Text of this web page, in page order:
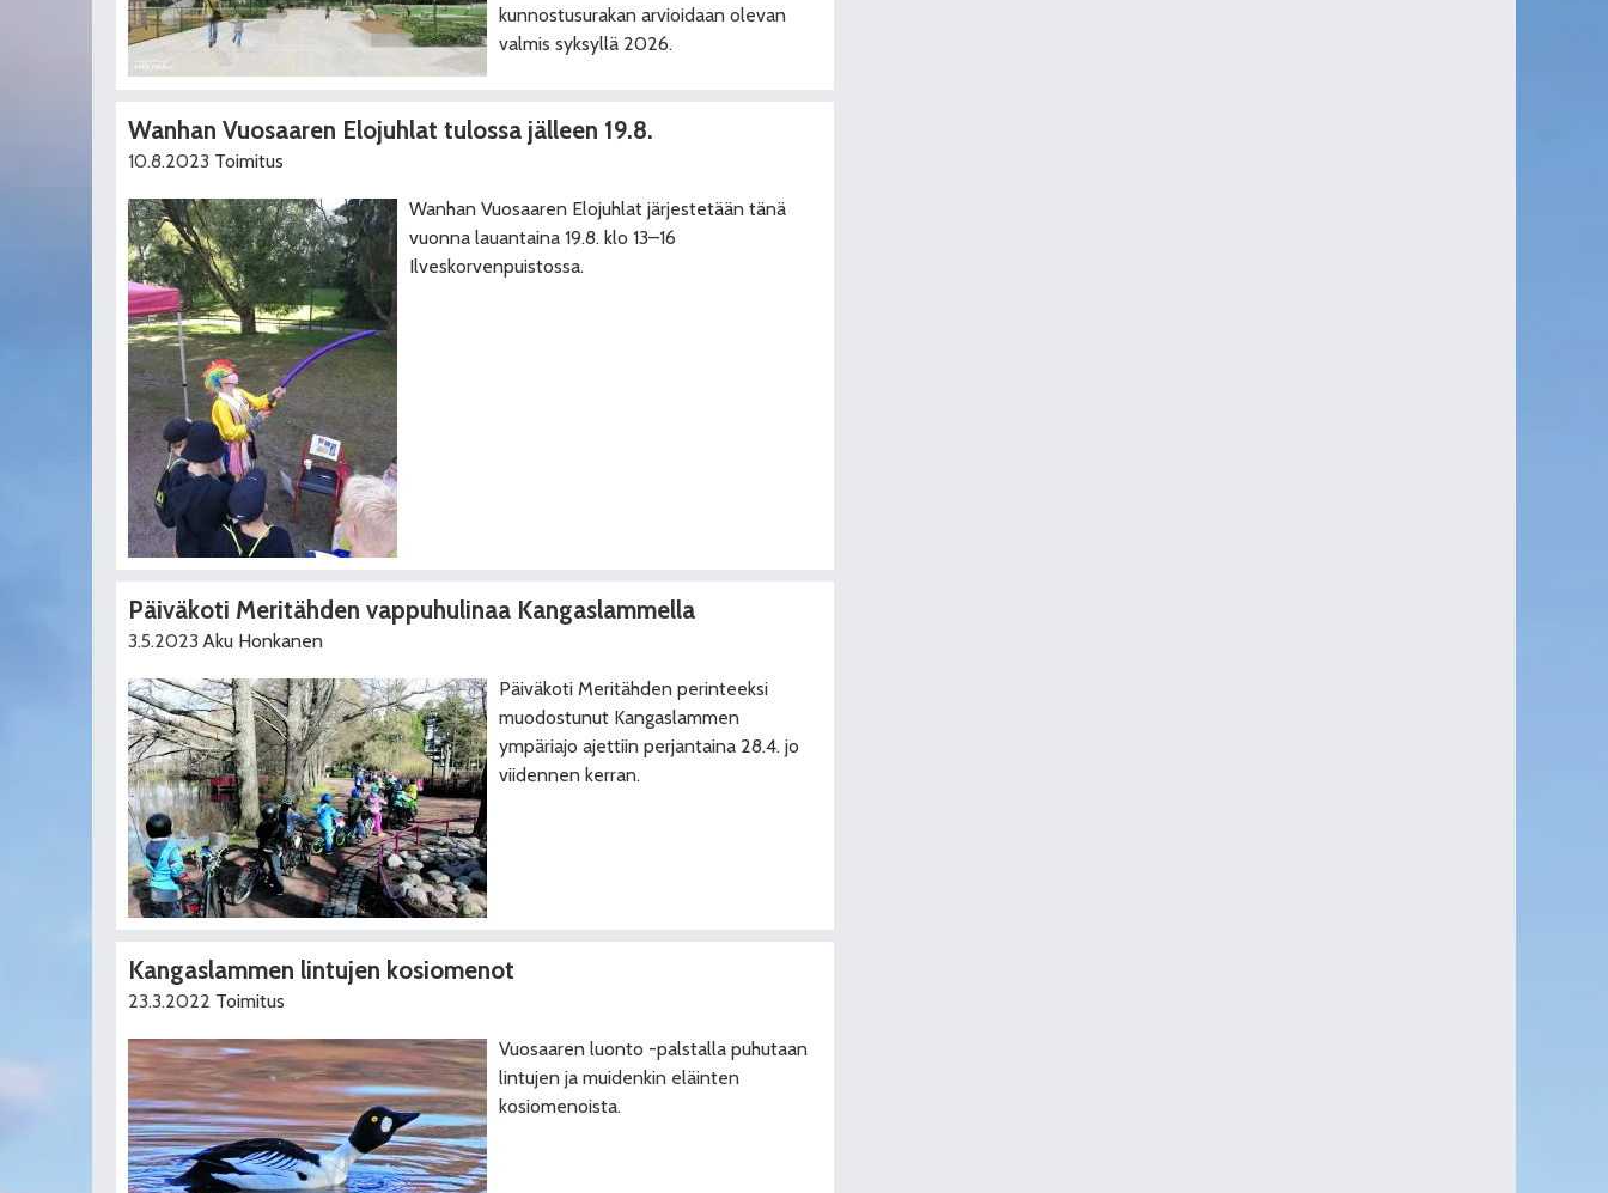
kunnostusurakan arvioidaan olevan
valmis syksyllä 2026.
Wanhan Vuosaaren Elojuhlat tulossa jälleen 19.8.
10.8.2023 Toimitus
Wanhan Vuosaaren Elojuhlat järjestetään tänä
vuonna lauantaina 19.8. klo 13–16
Ilveskorvenpuistossa.
Päiväkoti Meritähden vappuhulinaa Kangaslammella
3.5.2023 Aku Honkanen
Päiväkoti Meritähden perinteeksi
muodostunut Kangaslammen
ympäriajo ajettiin perjantaina 28.4. jo
viidennen kerran.
Kangaslammen lintujen kosiomenot
23.3.2022 Toimitus
Vuosaaren luonto -palstalla puhutaan
lintujen ja muidenkin eläinten
kosiomenoista.